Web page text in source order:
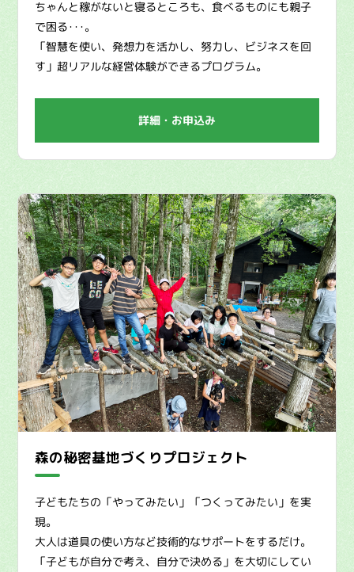
ちゃんと稼がないと寝るところも、食べるものにも親子
で困る･･･。
「智慧を使い、発想力を活かし、努力し、ビジネスを回
す」超リアルな経営体験ができるプログラム。
詳細・お申込み
森の秘密基地づくりプロジェクト
子どもたちの「やってみたい」「つくってみたい」を実
現。
大人は道具の使い方など技術的なサポートをするだけ。
「子どもが自分で考え、自分で決める」を大切にしてい